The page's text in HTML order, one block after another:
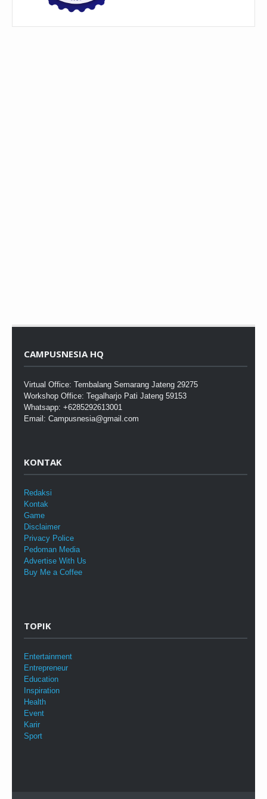
CAMPUSNESIA HQ
Virtual Office: Tembalang Semarang Jateng 29275
Workshop Office: Tegalharjo Pati Jateng 59153
Whatsapp: +6285292613001
Email: Campusnesia@gmail.com
KONTAK
Redaksi
Kontak
Game
Disclaimer
Privacy Police
Pedoman Media
Advertise With Us
Buy Me a Coffee
TOPIK
Entertainment
Entrepreneur
Education
Inspiration
Health
Event
Karir
Sport